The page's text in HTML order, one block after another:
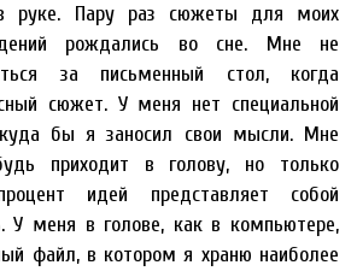
руке. Пару раз сюжеты для моих
рождались во сне. Мне не
за письменный стол, когда
сюжет. У меня нет специальной
бы я заносил свои мысли. Мне
приходит в голову, но только
идей представляет собой
У меня в голове, как в компьютере,
файл, в котором я храню наиболее